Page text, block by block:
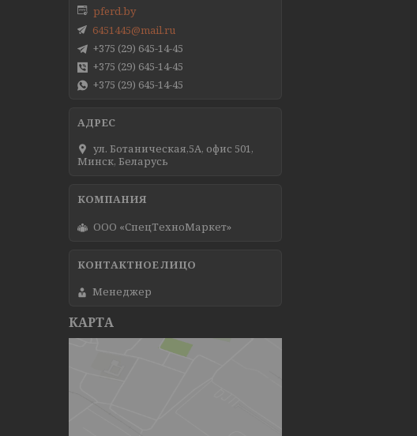
pferd.by
6451445@mail.ru
+375 (29) 645-14-45
+375 (29) 645-14-45
+375 (29) 645-14-45
ул. Ботаническая,5А, офис 501,
Минск, Беларусь
ООО «СпецТехноМаркет»
Менеджер
КАРТА